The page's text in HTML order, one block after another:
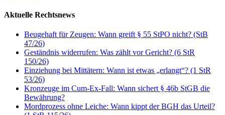
Aktuelle Rechtsnews
Beugehaft für Zeugen: Wann greift § 55 StPO nicht? (StB
47/26)
Geständnis widerrufen: Was zählt vor Gericht? (6 StR
150/26)
Einziehung bei Mittätern: Wann ist etwas „erlangt“? (1 StR
53/26)
Kronzeuge im Cum-Ex-Fall: Wann sichert § 46b StGB die
Bewährung?
Mordprozess ohne Leiche: Wann kippt der BGH das Urteil?